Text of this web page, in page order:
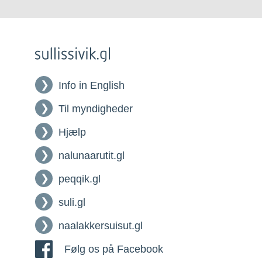
Info in English
Til myndigheder
Hjælp
nalunaarutit.gl
peqqik.gl
suli.gl
naalakkersuisut.gl
Følg os på Facebook